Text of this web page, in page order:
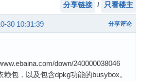
分享链接 / 只看楼主
30 10:31:39 分享评论
down/240000038046
包，以及包含dpkg功能的busybox。